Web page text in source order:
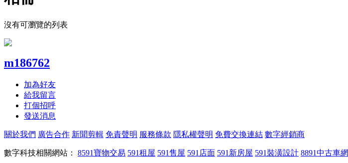
沒有可瀏覽的列表
m186762
加為好友
給我留言
打個招呼
發送消息
關於我們 廣告合作 新聞剪輯 免責聲明 服務條款 隱私權聲明 免費交換連結 數字經銷商
數字科技相關網站： 8591寶物交易 591租屋 591售屋 591店面 591新房屋 591裝潢設計 8891中古車網